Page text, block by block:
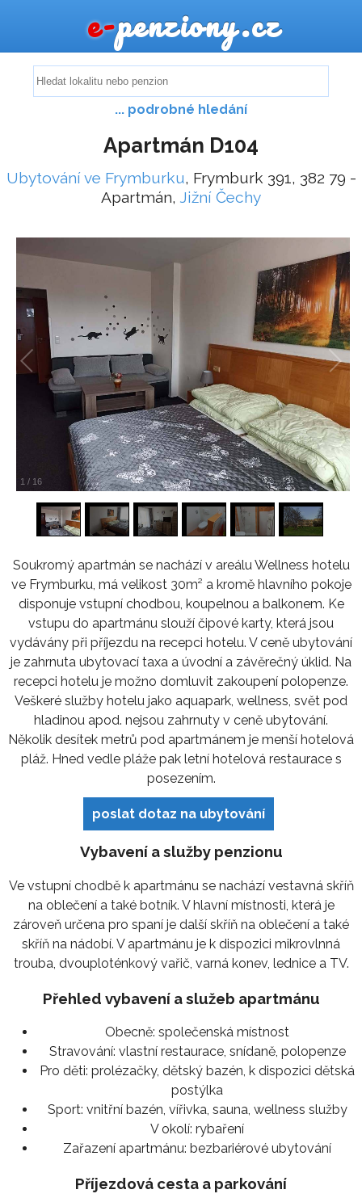
e-penziony.cz
... podrobné hledání
Apartmán D104
Ubytování ve Frymburku, Frymburk 391, 382 79 -
Apartmán, Jižní Čechy
1 / 16
Soukromý apartmán se nachází v areálu Wellness hotelu
ve Frymburku, má velikost 30m² a kromě hlavního pokoje
disponuje vstupní chodbou, koupelnou a balkonem. Ke
vstupu do apartmánu slouží čipové karty, která jsou
vydávány při příjezdu na recepci hotelu. V ceně ubytování
je zahrnuta ubytovací taxa a úvodní a závěrečný úklid. Na
recepci hotelu je možno domluvit zakoupení polopenze.
Veškeré služby hotelu jako aquapark, wellness, svět pod
hladinou apod. nejsou zahrnuty v ceně ubytování.
Několik desítek metrů pod apartmánem je menší hotelová
pláž. Hned vedle pláže pak letní hotelová restaurace s
posezením.
poslat dotaz na ubytování
Vybavení a služby penzionu
Ve vstupní chodbě k apartmánu se nachází vestavná skříň
na oblečení a také botník. V hlavní místnosti, která je
zároveň určena pro spaní je další skříň na oblečení a také
skříň na nádobí. V apartmánu je k dispozici mikrovlnná
trouba, dvouploténkový vařič, varná konev, lednice a TV.
Přehled vybavení a služeb apartmánu
Obecně: společenská místnost
Stravování: vlastní restaurace, snídaně, polopenze
Pro děti: prolézačky, dětský bazén, k dispozici dětská
postýlka
Sport: vnitřní bazén, vířivka, sauna, wellness služby
V okolí: rybaření
Zařazení apartmánu: bezbariérové ubytování
Příjezdová cesta a parkování